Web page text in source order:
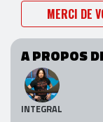
MERCI DE
A PROPOS
INTEGRAL